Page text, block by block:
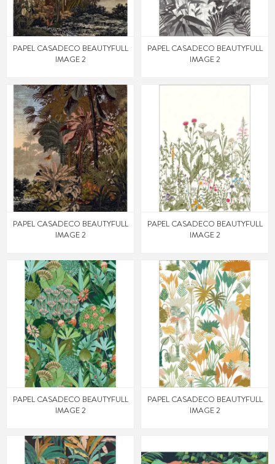
PAPEL CASADECO BEAUTYFULL
IMAGE 2
PAPEL CASADECO BEAUTYFULL
IMAGE 2
PAPEL CASADECO BEAUTYFULL
IMAGE 2
PAPEL CASADECO BEAUTYFULL
IMAGE 2
PAPEL CASADECO BEAUTYFULL
IMAGE 2
PAPEL CASADECO BEAUTYFULL
IMAGE 2